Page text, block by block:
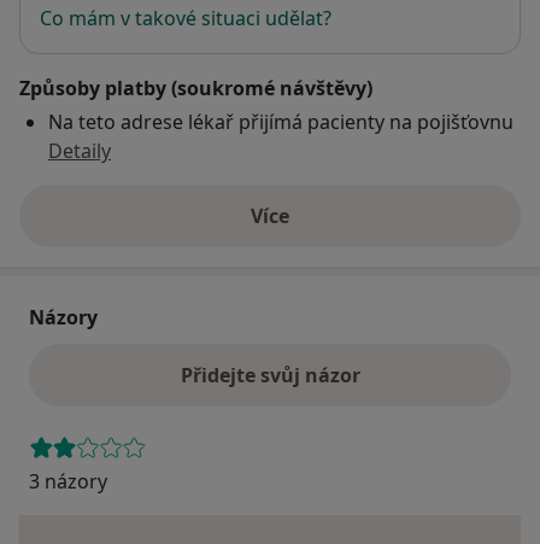
Co mám v takové situaci udělat?
Způsoby platby (soukromé návštěvy)
Na teto adrese lékař přijímá pacienty na pojišťovnu
Detaily
Víceo adrese
Názory
Přidejte svůj názor
3 názory